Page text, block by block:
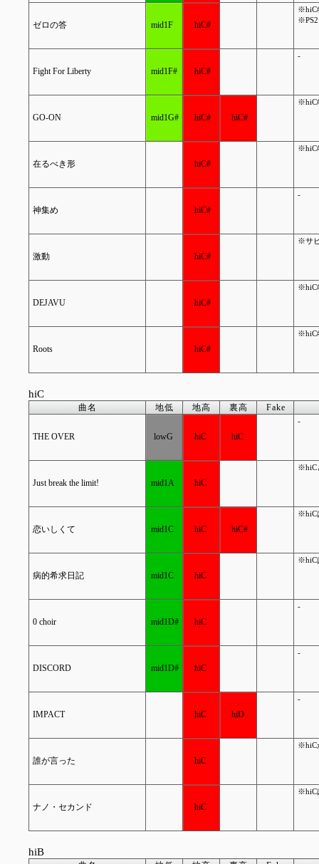
ゼロの答 mid1F hiC#
※PS2
Fight For Liberty mid1F# hiC#
-
GO-ON mid1G# hiC# hiC#
在るべき形 hiC#
神集め hiC#
-
激動 hiC#
※サ
DEJAVU hiC#
Roots hiC#
hiC
曲名 地低 地高 裏高 Fake
THE OVER lowG hiC hiC
-
Just break the limit! mid1A hiC
※hiC
恋いしくて mid1C hiC hiC#
※hiC
病的希求日記 mid1C hiC
※hiC
0 choir mid1D# hiC
-
DISCORD mid1D# hiC
-
IMPACT hiC hiD
-
誰が言った hiC
※hiC
ナノ・セカンド hiC
※hiC
hiB